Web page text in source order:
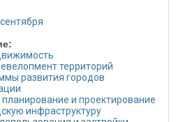
территорий
развития городов
планирование и проектирование
инфраструктуру